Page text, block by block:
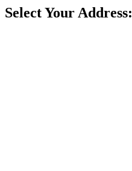
Select Your Address: